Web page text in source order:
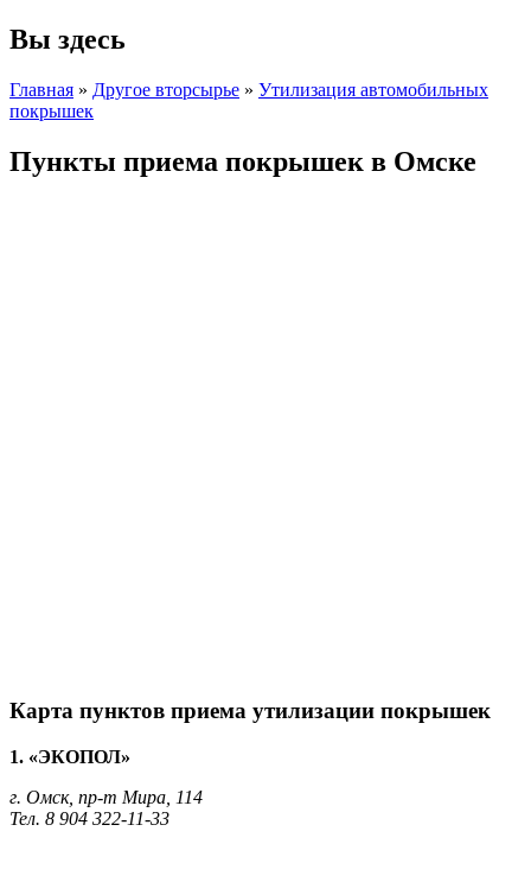
Вы здесь
Главная » Другое вторсырье » Утилизация автомобильных
покрышек
Пункты приема покрышек в Омске
Карта пунктов приема утилизации покрышек
1. «ЭКОПОЛ»
г. Омск, пр-т Мира, 114
Тел. 8 904 322-11-33